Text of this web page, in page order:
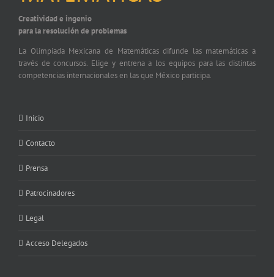
Creatividad e ingenio
para la resolución de problemas
La Olimpiada Mexicana de Matemáticas difunde las matemáticas a
través de concursos. Elige y entrena a los equipos para las distintas
competencias internacionales en las que México participa.
Inicio
Contacto
Prensa
Patrocinadores
Legal
Acceso Delegados